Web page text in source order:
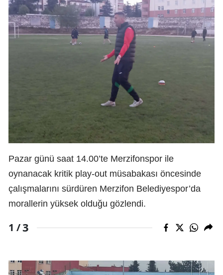
Pazar günü saat 14.00’te Merzifonspor ile
oynanacak kritik play-out müsabakası öncesinde
çalışmalarını sürdüren Merzifon Belediyespor’da
morallerin yüksek olduğu gözlendi.
1 /3